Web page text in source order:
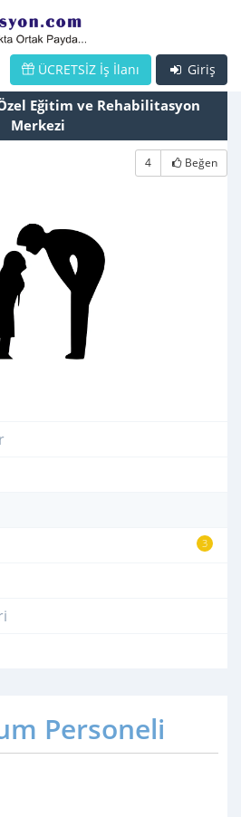
Giriş
ÜCRETSİZ İş İlanı
Eğitim ve Rehabilitasyon
Merkezi
4 Beğen
3
Personeli